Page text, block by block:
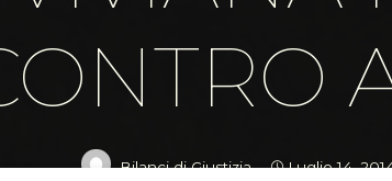
Bilanci di Giustizia
Luglio 14,